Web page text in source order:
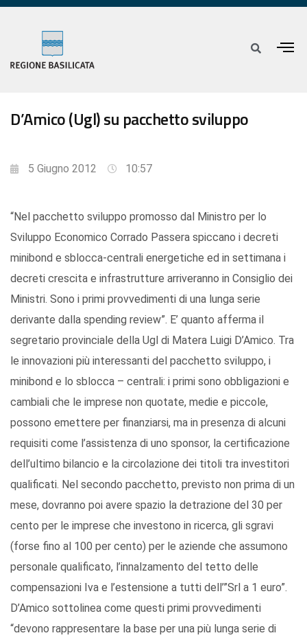
D’Amico (Ugl) su pacchetto sviluppo
5 Giugno 2012 10:57
“Nel pacchetto sviluppo promosso dal Ministro per lo
Sviluppo Economico Corrado Passera spiccano i decreti
minibond e sblocca-centrali energetiche ed in settimana i
decreti crescita e infrastrutture arriveranno in Consiglio dei
Ministri. Sono i primi provvedimenti di una lunga serie
derivante dalla spending review”. E’ quanto afferma il
segretario provinciale della Ugl di Matera Luigi D’Amico. Tra
le innovazioni più interessanti del pacchetto sviluppo, i
minibond e lo sblocca – centrali: i primi sono obbligazioni e
cambiali che le imprese non quotate, medie e piccole,
possono emettere per finanziarsi, ma in presenza di alcuni
requisiti come l’assistenza di uno sponsor, la certificazione
dell’ultimo bilancio e la circolazione dei titoli tra investitori
qualificati. Nel secondo pacchetto, previsto non prima di un
mese, dovranno poi avere spazio la detrazione del 30 per
cento per le imprese che investono in ricerca, gli sgravi
(forse fino al 100 per cento) per le aziende che assumono
personale qualificato, l’innalzamento del tetto delle
compensazioni Iva e l’estensione a tutti dell’”Srl a 1 euro”.
D’Amico sottolinea come questi primi provvedimenti
“devono rappresentare la base per una più lunga serie di